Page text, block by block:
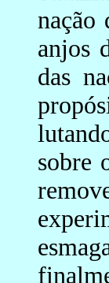
nação
anjos
das
sobre